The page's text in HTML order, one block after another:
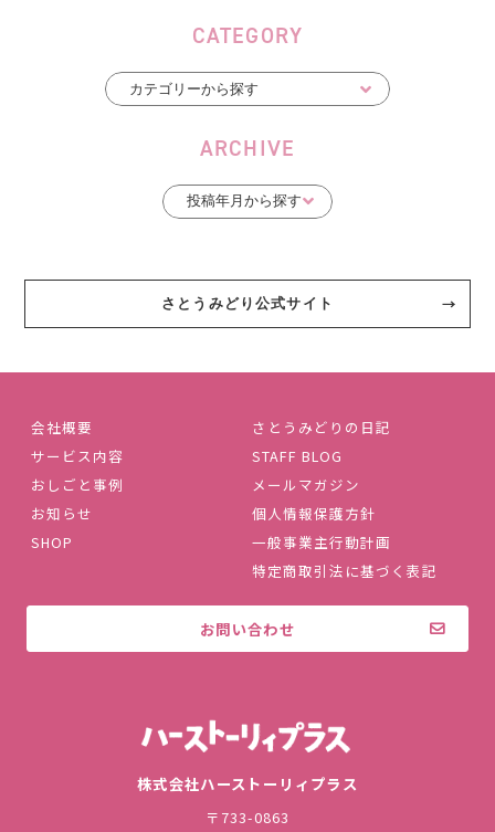
CATEGORY
ARCHIVE
さとうみどり公式サイト
会社概要
サービス内容
おしごと事例
お知らせ
SHOP
さとうみどりの日記
STAFF BLOG
メールマガジン
個人情報保護方針
一般事業主行動計画
特定商取引法に基づく表記
お問い合わせ
株式会社ハーストーリィプラス
〒733-0863